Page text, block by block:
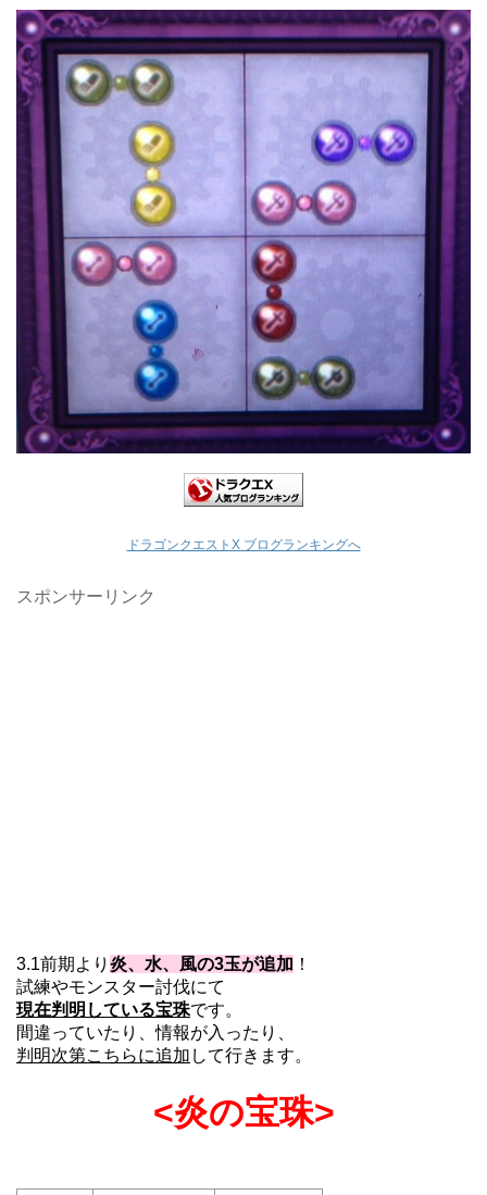
ドラゴンクエストX ブログランキングへ
スポンサーリンク
3.1前期より 炎、水、風の3玉が追加 ！
試練やモンスター討伐にて
現在判明している宝珠です。
間違っていたり、情報が入ったり、
判明次第こちらに追加 して行きます。
<炎の宝珠>